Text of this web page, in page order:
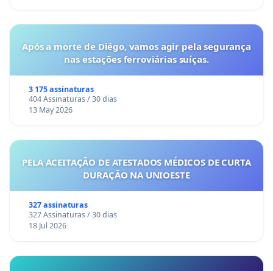
Após a morte de Diégo, vamos agir pela segurança
nas estações ferroviárias suíças.
3 175 assinaturas
404 Assinaturas / 30 dias
13 May 2026
PELA ACEITAÇÃO DE ATESTADOS MÉDICOS DE CURTA
DURAÇÃO NA UNIOESTE
327 assinaturas
327 Assinaturas / 30 dias
18 Jul 2026